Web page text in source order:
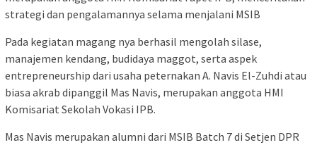
strategi dan pengalamannya selama menjalani MSIB
Pada kegiatan magang nya berhasil mengolah silase,
manajemen kendang, budidaya maggot, serta aspek
entrepreneurship dari usaha peternakan A. Navis El-Zuhdi atau
biasa akrab dipanggil Mas Navis, merupakan anggota HMI
Komisariat Sekolah Vokasi IPB.
Mas Navis merupakan alumni dari MSIB Batch 7 di Setjen DPR